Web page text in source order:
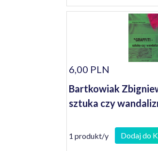
6,00 PLN
Bartkowiak
sztuka czy
1 produkt/y Dodaj do